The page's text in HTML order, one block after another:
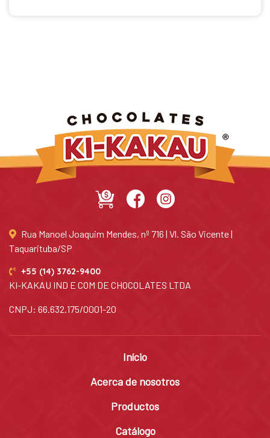
Rua Manoel Joaquim Mendes, nº 716 | Vl. São Vicente |
Taquarituba/SP
+55 (14) 3762-9400
KI-KAKAU IND E COM DE CHOCOLATES LTDA
CNPJ: 66.632.175/0001-20
Início
Acerca de nosotros
Productos
Catálogo